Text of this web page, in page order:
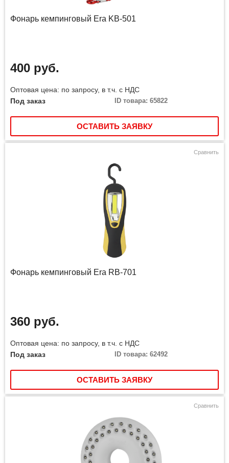
Фонарь кемпинговый Era KB-501
400 руб.
Оптовая цена: по запросу, в т.ч. с НДС
Под заказ
ID товара: 65822
ОСТАВИТЬ ЗАЯВКУ
Сравнить
Фонарь кемпинговый Era RB-701
360 руб.
Оптовая цена: по запросу, в т.ч. с НДС
Под заказ
ID товара: 62492
ОСТАВИТЬ ЗАЯВКУ
Сравнить